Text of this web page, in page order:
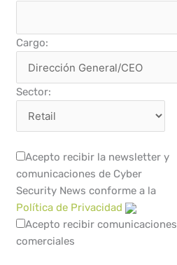
Cargo:
Sector:
Acepto recibir la newsletter y
comunicaciones de Cyber
Security News conforme a la
Política de Privacidad
Acepto recibir comunicaciones
comerciales